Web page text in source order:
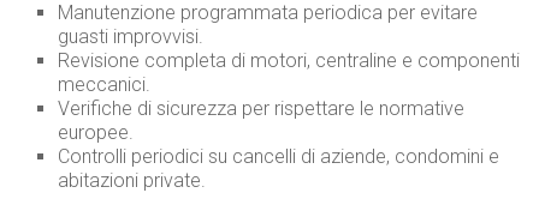
Manutenzione programmata periodica per evitare
guasti improvvisi.
Revisione completa di motori, centraline e componenti
meccanici.
Verifiche di sicurezza per rispettare le normative
europee.
Controlli periodici su cancelli di aziende, condomini e
abitazioni private.